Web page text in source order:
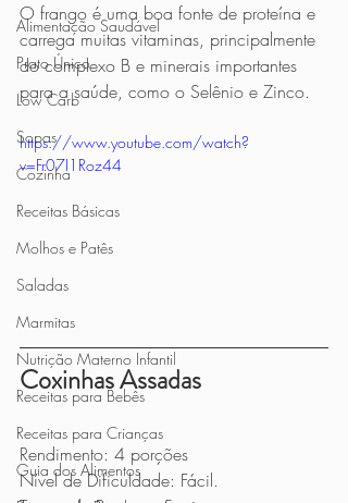
Alimentação Saudável
Prato Único
Low Carb
Sopas
Cozinha
Receitas Básicas
Molhos e Patês
Saladas
Marmitas
Nutrição Materno Infantil
Receitas para Bebês
Receitas para Crianças
Guia dos Alimentos
O frango é uma boa fonte de proteína e
carrega muitas vitaminas, principalmente
do complexo B e minerais importantes
para a saúde, como o Selênio e Zinco.
https://www.youtube.com/watch?
v=Fr07I1Roz44
Coxinhas Assadas
Rendimento: 4 porções
Nível de Dificuldade: Fácil.